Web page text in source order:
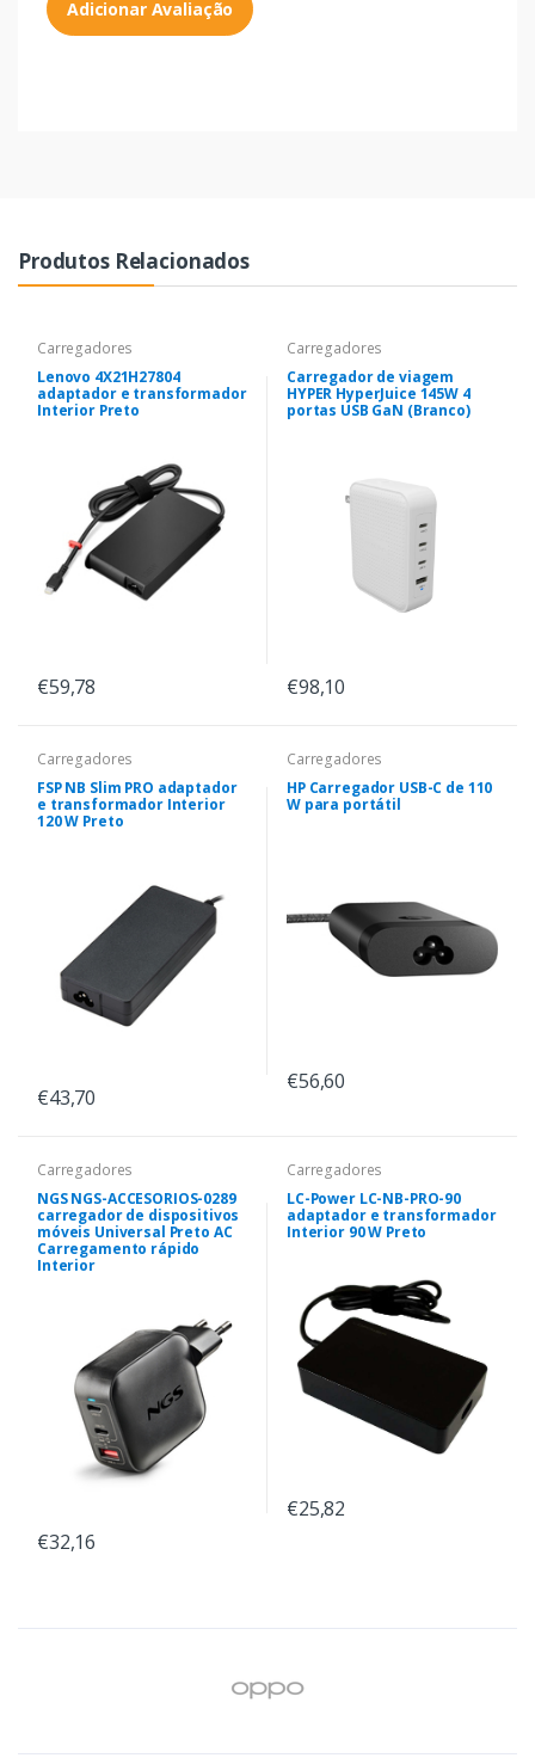
Adicionar Avaliação
Produtos Relacionados
Carregadores
Lenovo 4X21H27804
adaptador e transformador
Interior Preto
€59,78
Carregadores
Carregador de viagem
HYPER HyperJuice 145W 4
portas USB GaN (Branco)
€98,10
Carregadores
FSP NB Slim PRO adaptador
e transformador Interior
120 W Preto
€43,70
Carregadores
HP Carregador USB-C de 110
W para portátil
€56,60
Carregadores
NGS NGS-ACCESORIOS-0289
carregador de dispositivos
móveis Universal Preto AC
Carregamento rápido
Interior
€32,16
Carregadores
LC-Power LC-NB-PRO-90
adaptador e transformador
Interior 90 W Preto
€25,82